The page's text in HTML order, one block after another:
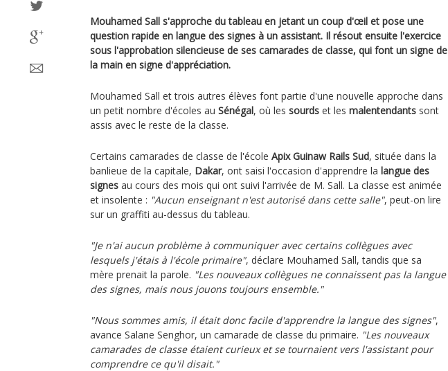
Mouhamed Sall s'approche du tableau en jetant un coup d'œil et pose une
question rapide en langue des signes à un assistant. Il résout ensuite l'exercice
sous l'approbation silencieuse de ses camarades de classe, qui font un signe de
la main en signe d'appréciation.
Mouhamed Sall et trois autres élèves font partie d'une nouvelle approche dans
un petit nombre d'écoles au Sénégal, où les sourds et les malentendants sont
assis avec le reste de la classe.
Certains camarades de classe de l'école Apix Guinaw Rails Sud, située dans la
banlieue de la capitale, Dakar, ont saisi l'occasion d'apprendre la langue des
signes au cours des mois qui ont suivi l'arrivée de M. Sall. La classe est animée
et insolente : "Aucun enseignant n'est autorisé dans cette salle", peut-on lire
sur un graffiti au-dessus du tableau.
"Je n'ai aucun problème à communiquer avec certains collègues avec
lesquels j'étais à l'école primaire", déclare Mouhamed Sall, tandis que sa
mère prenait la parole. "Les nouveaux collègues ne connaissent pas la langue
des signes, mais nous jouons toujours ensemble."
"Nous sommes amis, il était donc facile d'apprendre la langue des signes",
avance Salane Senghor, un camarade de classe du primaire. "Les nouveaux
camarades de classe étaient curieux et se tournaient vers l'assistant pour
comprendre ce qu'il disait."